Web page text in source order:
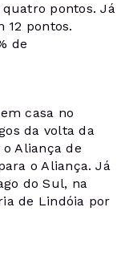
pontos. Já
12 pontos.
de
casa no
da volta da
Aliança de
o Aliança. Já
do Sul, na
de Lindóia por